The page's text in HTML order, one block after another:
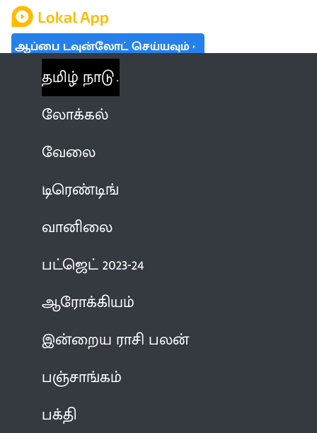
ஆப்பை டவுன்லோட் செய்யவும்
தமிழ் நாடு
லோக்கல்
வேலை
டிரெண்டிங்
வானிலை
பட்ஜெட் 2023-24
ஆரோக்கியம்
இன்றைய ராசி பலன்
பஞ்சாங்கம்
பக்தி